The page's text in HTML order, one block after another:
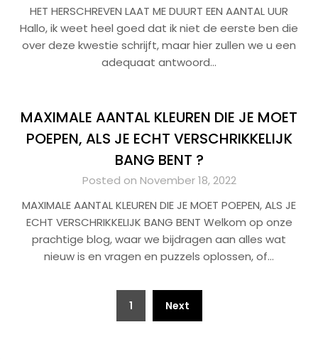
HET HERSCHREVEN LAAT ME DUURT EEN AANTAL UUR
Hallo, ik weet heel goed dat ik niet de eerste ben die
over deze kwestie schrijft, maar hier zullen we u een
adequaat antwoord…
MAXIMALE AANTAL KLEUREN DIE JE MOET
POEPEN, ALS JE ECHT VERSCHRIKKELIJK
BANG BENT ?
Posted on November 18, 2022
MAXIMALE AANTAL KLEUREN DIE JE MOET POEPEN, ALS JE
ECHT VERSCHRIKKELIJK BANG BENT Welkom op onze
prachtige blog, waar we bijdragen aan alles wat
nieuw is en vragen en puzzels oplossen, of…
1 Next